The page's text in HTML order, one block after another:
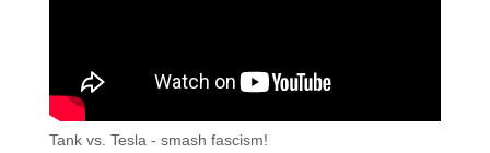
Tank vs. Tesla - smash fascism!